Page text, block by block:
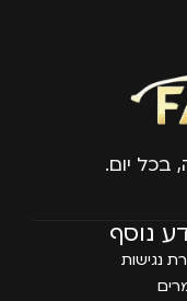
יום.
נוסף
נגישות